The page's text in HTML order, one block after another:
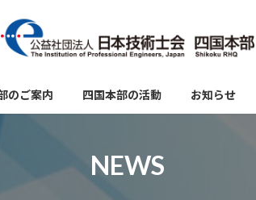
のご案内 四国本部の活動 お知らせ
NEWS